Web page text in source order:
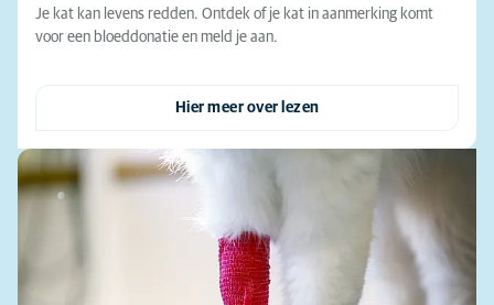
Je kat kan levens redden. Ontdek of je kat in aanmerking komt
voor een bloeddonatie en meld je aan.
Hier meer over lezen